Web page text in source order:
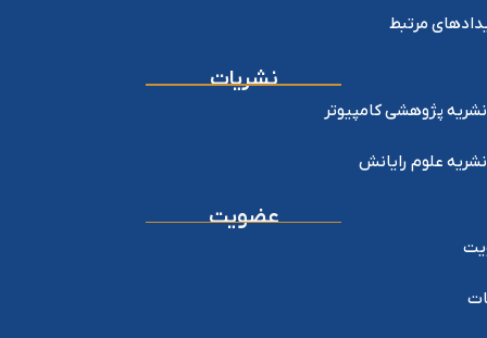
مرتبط
نشریات
نشریه پژوهشی کامپیوتر
نشریه علوم رایانش
عضویت